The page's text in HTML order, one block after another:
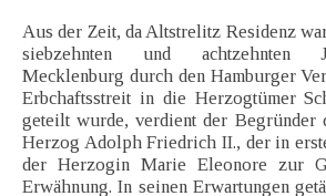
Aus der Zeit, da Altstrelitz Residenz
siebzehnten und achtzehnten
Mecklenburg durch den Hamburger
Erbchaftsstreit in die Herzogtümer
geteilt wurde, verdient der Begründer
Herzog Adolph Friedrich II., der in
der Herzogin Marie Eleonore zur
Erwähnung. In seinen Erwartungen